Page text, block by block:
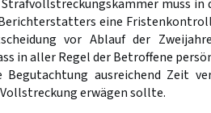
Strafvollstreckungskammer muss
eine
vor Ablauf der
in aller Regel der Betroffene
Begutachtung ausreichend Zeit
erwägen sollte.